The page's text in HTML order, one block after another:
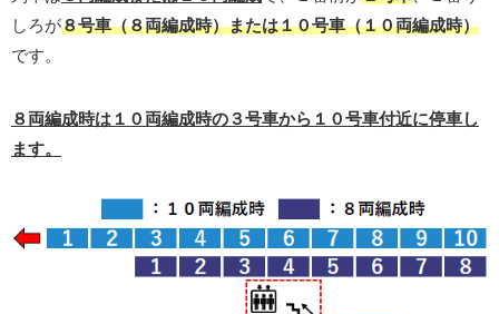
しろが８号車（８両編成時）または１０号車（１０両編成時）
です。
８両編成時は１０両編成時の３号車から１０号車付近に停車し
ます。